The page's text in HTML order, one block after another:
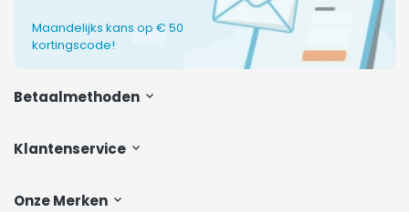
Klantenservice
Onze Merken
Maandelijks kans op € 50
kortingscode!
Betaalmethoden